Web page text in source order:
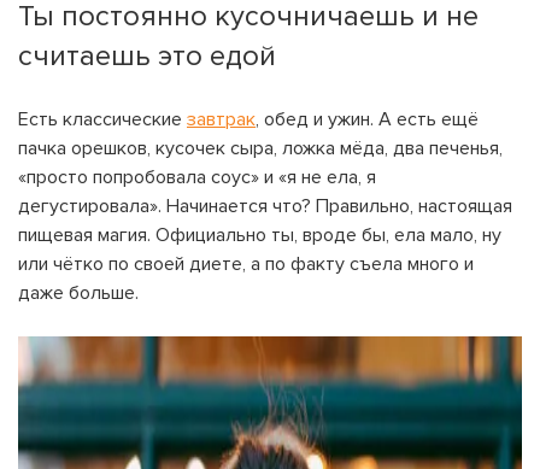
Ты постоянно кусочничаешь и не
считаешь это едой
Есть классические завтрак, обед и ужин. А есть ещё
пачка орешков, кусочек сыра, ложка мёда, два печенья,
«просто попробовала соус» и «я не ела, я
дегустировала». Начинается что? Правильно, настоящая
пищевая магия. Официально ты, вроде бы, ела мало, ну
или чётко по своей диете, а по факту съела много и
даже больше.